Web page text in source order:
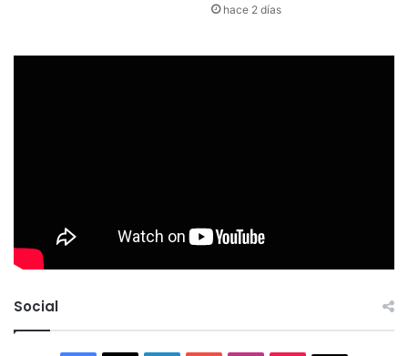
hace 2 días
Social